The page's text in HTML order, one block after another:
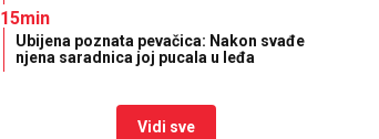
15min
Ubijena poznata pevačica: Nakon svađe
njena saradnica joj pucala u leđa
Vidi sve